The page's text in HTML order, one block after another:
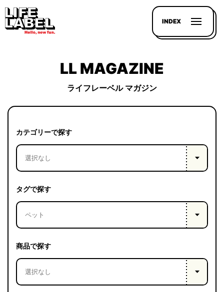
INDEX
UP
PROJECT
LIFE
LABEL
LL MAGAZINE
ライフレーベル マガジン
カテゴリーで探す
タグで探す
商品で探す